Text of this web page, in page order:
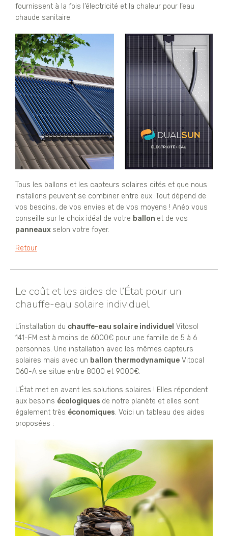
fournissent à la fois l’électricité et la chaleur pour l’eau
chaude sanitaire.
Tous les ballons et les capteurs solaires cités et que nous
installons peuvent se combiner entre eux. Tout dépend de
vos besoins, de vos envies et de vos moyens ! Anéo vous
conseille sur le choix idéal de votre ballon et de vos
panneaux selon votre foyer.
Retour
Le coût et les aides de l’État pour un
chauffe-eau solaire individuel
L’installation du chauffe-eau solaire individuel Vitosol
141-FM est à moins de 6000€ pour une famille de 5 à 6
personnes. Une installation avec les mêmes capteurs
solaires mais avec un ballon thermodynamique Vitocal
060-A se situe entre 8000 et 9000€.
L’État met en avant les solutions solaires ! Elles répondent
aux besoins écologiques de notre planète et elles sont
également très économiques. Voici un tableau des aides
proposées :